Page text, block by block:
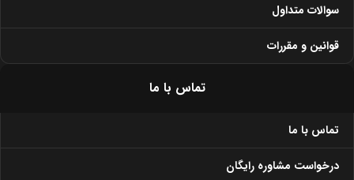
تماس با ما
تماس با ما
درخواست مشاوره رایگان
سوالات متداول
قوانین و مقررات